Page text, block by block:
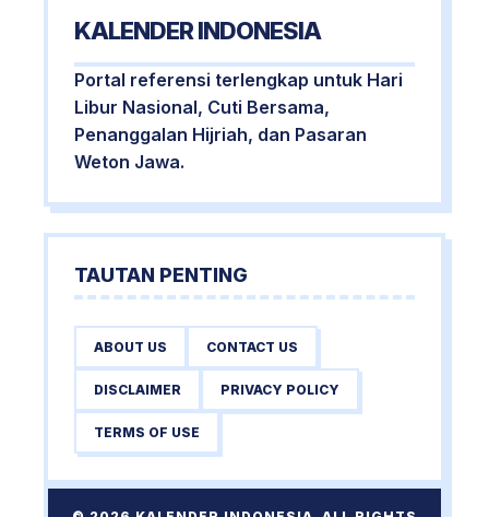
KALENDER INDONESIA
Portal referensi terlengkap untuk Hari
Libur Nasional, Cuti Bersama,
Penanggalan Hijriah, dan Pasaran
Weton Jawa.
TAUTAN PENTING
ABOUT US CONTACT US
DISCLAIMER PRIVACY POLICY
TERMS OF USE